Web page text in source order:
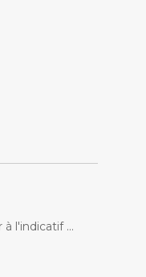
l'indicatif ...